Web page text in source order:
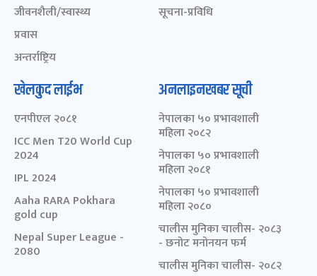
जीवनशैली/स्वास्थ्य
प्रवास
अन्तर्राष्ट्रिय
सूचना-प्रविधि
खेलकुद लाईभ
एनपीएल २०८१
ICC Men T20 World Cup
2024
IPL 2024
Aaha RARA Pokhara
gold cup
Nepal Super League -
2080
अनलाइनखबर सूची
नेपालका ५० प्रभावशाली
महिला २०८२
नेपालका ५० प्रभावशाली
महिला २०८१
नेपालका ५० प्रभावशाली
महिला २०८०
चालीस मुनिका चालीस- २०८३
- छनोट मनोनयन फर्म
चालीस मुनिका चालीस- २०८२